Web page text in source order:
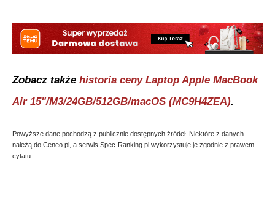
Zobacz także historia ceny Laptop Apple MacBook
Air 15"/M3/24GB/512GB/macOS (MC9H4ZEA).
Powyższe dane pochodzą z publicznie dostępnych źródeł. Niektóre z danych
należą do Ceneo.pl, a serwis Spec-Ranking.pl wykorzystuje je zgodnie z prawem
cytatu.